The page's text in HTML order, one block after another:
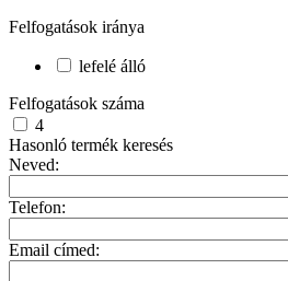
Felfogatások iránya
lefelé álló
Felfogatások száma
4
Hasonló termék keresés
Neved:
Telefon:
Email címed: